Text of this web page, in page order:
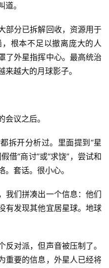
。
部分已拆解回收，资源用于
根本不足以撤离庞大的人
了外星指挥中心。最高统治
越大的月球影子。
议之后。
拆开分析过。里面提到“星
借“商讨”或“求饶”，尝试和
套话。很小心。
我们拼凑出一个信息：他们
有发现其他宜居星球。地球
对派，但声音被压制了。
重要的信息，外星人已经将